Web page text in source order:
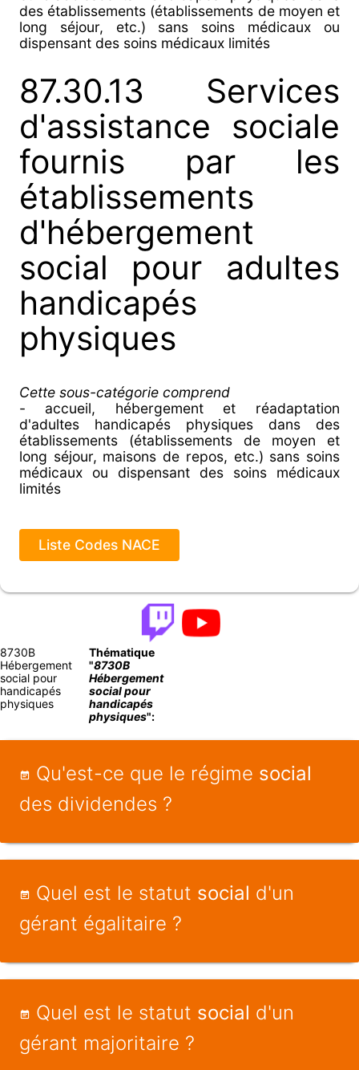
des établissements (établissements de moyen et
long séjour, etc.) sans soins médicaux ou
dispensant des soins médicaux limités
87.30.13 Services
d'assistance sociale
fournis par les
établissements
d'hébergement
social pour adultes
handicapés
physiques
Cette sous-catégorie comprend
- accueil, hébergement et réadaptation
d'adultes handicapés physiques dans des
établissements (établissements de moyen et
long séjour, maisons de repos, etc.) sans soins
médicaux ou dispensant des soins médicaux
limités
Liste Codes NACE
8730B
Hébergement
social pour
handicapés
physiques
Thématique
"8730B
Hébergement
social pour
handicapés
physiques":
Qu'est-ce que le régime social
des dividendes ?
Quel est le statut social d'un
gérant égalitaire ?
Quel est le statut social d'un
gérant majoritaire ?